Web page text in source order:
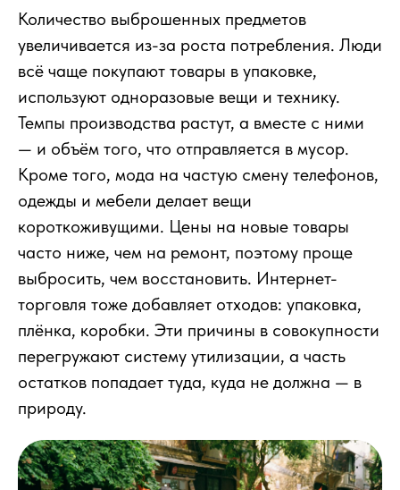
Количество выброшенных предметов
увеличивается из-за роста потребления. Люди
всё чаще покупают товары в упаковке,
используют одноразовые вещи и технику.
Темпы производства растут, а вместе с ними
— и объём того, что отправляется в мусор.
Кроме того, мода на частую смену телефонов,
одежды и мебели делает вещи
короткоживущими. Цены на новые товары
часто ниже, чем на ремонт, поэтому проще
выбросить, чем восстановить. Интернет-
торговля тоже добавляет отходов: упаковка,
плёнка, коробки. Эти причины в совокупности
перегружают систему утилизации, а часть
остатков попадает туда, куда не должна — в
природу.